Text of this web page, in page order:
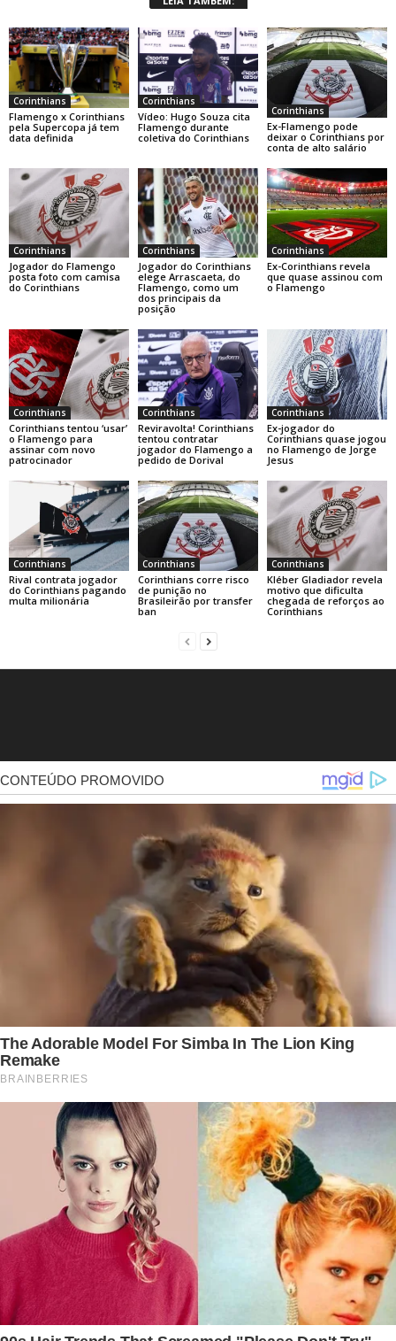
Corinthians
Flamengo x Corinthians
pela Supercopa já tem
data definida
Corinthians
Vídeo: Hugo Souza cita
Flamengo durante
coletiva do Corinthians
Corinthians
Ex-Flamengo pode
deixar o Corinthians por
conta de alto salário
Corinthians
Jogador do Flamengo
posta foto com camisa
do Corinthians
Corinthians
Jogador do Corinthians
elege Arrascaeta, do
Flamengo, como um
dos principais da
posição
Corinthians
Ex-Corinthians revela
que quase assinou com
o Flamengo
Corinthians
Corinthians tentou ‘usar’
o Flamengo para
assinar com novo
patrocinador
Corinthians
Reviravolta! Corinthians
tentou contratar
jogador do Flamengo a
pedido de Dorival
Corinthians
Ex-jogador do
Corinthians quase jogou
no Flamengo de Jorge
Jesus
Corinthians
Rival contrata jogador
do Corinthians pagando
multa milionária
Corinthians
Corinthians corre risco
de punição no
Brasileirão por transfer
ban
Corinthians
Kléber Gladiador revela
motivo que dificulta
chegada de reforços ao
Corinthians